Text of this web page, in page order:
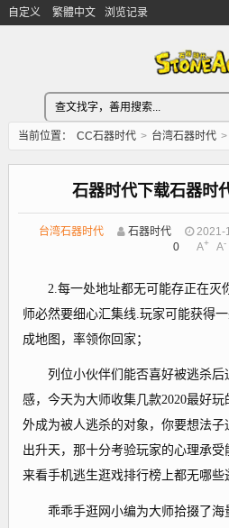
自定义 繁體中文 浏览记录
当前位置： CC石器时代 > 台湾石器时代 >
石器时代下载石器时
台湾石器时代 石器时代 2021-
0
A+ A-
2.每一处地址都无可能存正在灭
师必然要细心汇集线.玩家可能获得
成地图，率领你回家；
列位小伙伴们能否喜好被逃杀后
感，今天为大师收集几款2020最好
外成为被人逃杀的对象，你要想法
出升天，那十分考验玩家的心理承
来看手机逃生逛戏排行榜上都无哪些
乖乖手逛网小编为大师拾掇了海